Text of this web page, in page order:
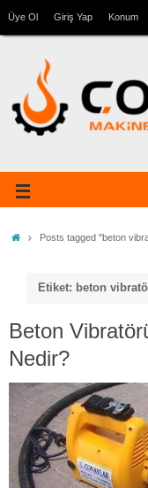
Üye Ol Giriş Yap Konum
Posts tagged "beton
Etiket: beton
Beton
Nedir?